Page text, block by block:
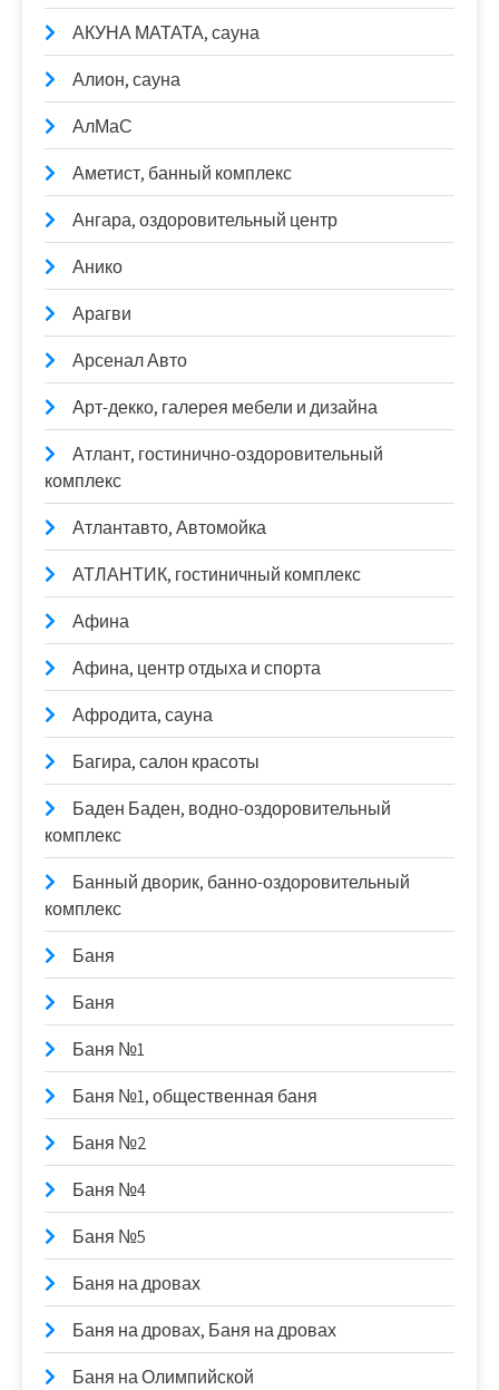
АКУНА МАТАТА, сауна
Алион, сауна
АлМаС
Аметист, банный комплекс
Ангара, оздоровительный центр
Анико
Арагви
Арсенал Авто
Арт-декко, галерея мебели и дизайна
Атлант, гостинично-оздоровительный
комплекс
Атлантавто, Автомойка
АТЛАНТИК, гостиничный комплекс
Афина
Афина, центр отдыха и спорта
Афродита, сауна
Багира, салон красоты
Баден Баден, водно-оздоровительный
комплекс
Банный дворик, банно-оздоровительный
комплекс
Баня
Баня
Баня №1
Баня №1, общественная баня
Баня №2
Баня №4
Баня №5
Баня на дровах
Баня на дровах, Баня на дровах
Баня на Олимпийской